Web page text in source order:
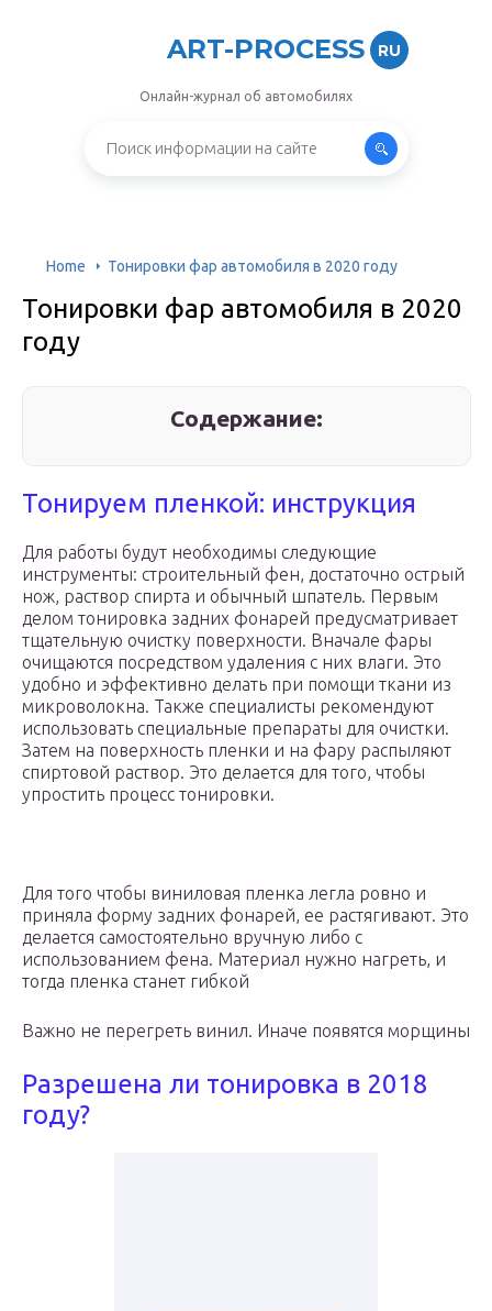
ART-PROCESS RU
Онлайн-журнал об автомобилях
Home Тонировки фар автомобиля в 2020 году
Тонировки фар автомобиля в 2020
году
Содержание:
Тонируем пленкой: инструкция
Для работы будут необходимы следующие
инструменты: строительный фен, достаточно острый
нож, раствор спирта и обычный шпатель. Первым
делом тонировка задних фонарей предусматривает
тщательную очистку поверхности. Вначале фары
очищаются посредством удаления с них влаги. Это
удобно и эффективно делать при помощи ткани из
микроволокна. Также специалисты рекомендуют
использовать специальные препараты для очистки.
Затем на поверхность пленки и на фару распыляют
спиртовой раствор. Это делается для того, чтобы
упростить процесс тонировки.
Для того чтобы виниловая пленка легла ровно и
приняла форму задних фонарей, ее растягивают. Это
делается самостоятельно вручную либо с
использованием фена. Материал нужно нагреть, и
тогда пленка станет гибкой
Важно не перегреть винил. Иначе появятся морщины
Разрешена ли тонировка в 2018
году?